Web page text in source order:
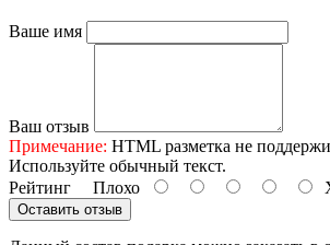
Ваше имя
Ваш отзыв
Примечание: HTML разметка не
Используйте обычный текст.
Рейтинг Плохо
Оставить отзыв